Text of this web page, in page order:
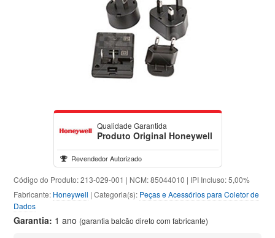
Qualidade Garantida
Produto Original Honeywell
Revendedor Autorizado
Código do Produto: 213-029-001 | NCM: 85044010 | IPI Incluso: 5,00%
Fabricante: Honeywell | Categoria(s): Peças e Acessórios para Coletor de
Dados
Garantia: 1 ano (garantia balcão direto com fabricante)